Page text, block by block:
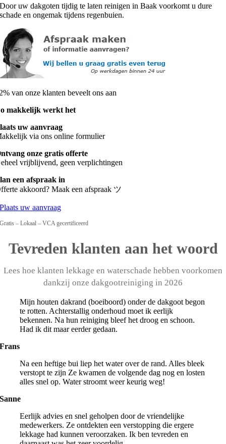
Door uw dakgoten tijdig te laten reinigen in Baak voorkomt u dure
schade en ongemak tijdens regenbuien.
van onze klanten beveelt ons aan
makkelijk werkt het
uw aanvraag
via ons online formulier
onze gratis offerte
vrijblijvend, geen verplichtingen
een afspraak in
akkoord? Maak een afspraak ツ
Plaats uw aanvraag
Gratis – Lokaal – VCA gecertificeerd
Tevreden klanten aan het woord
Lees hoe klanten lekkage en waterschade hebben voorkomen
dankzij onze dakgootreiniging in 2026
Mijn houten dakrand (boeiboord) onder de dakgoot begon
te rotten. Achterstallig onderhoud moet ik eerlijk
bekennen. Na hun reiniging bleef het droog en schoon.
Had ik dit maar eerder gedaan.
Frans
Na een heftige bui liep het water over de rand. Alles bleek
verstopt te zijn Ze kwamen de volgende dag nog en losten
alles snel op. Water stroomt weer keurig weg!
Sanne
Eerlijk advies en snel geholpen door de vriendelijke
medewerkers. Ze ontdekten een verstopping die ergere
lekkage had kunnen veroorzaken. Ik ben tevreden en